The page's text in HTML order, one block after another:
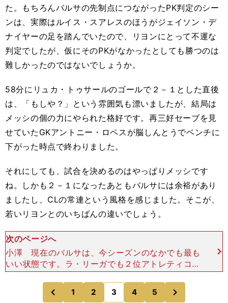
た。もちろんバルサの先制点につながったPK判定のシー
ンは、実際はルイス・スアレスのほうがジェイソン・デ
ナイヤーの足を踏んでいたので、リヨンにとって不運な
判定でしたが、仮にそのPKがなかったとしても勝つのは
難しかったのではないでしょうか。
58分にリュカ・トゥサールのゴールで２－１とした直後
は、「もしや？」という雰囲気も漂いましたが、結局は
メッシの個の力にやられた格好です。再三好セーブを見
せていたGKアントニー・ロペスが脳しんとうでベンチに
下がった時点で終わりました。
それにしても、試合を決めるのはやっぱりメッシです
ね。しかも２－１になったあともバルサには余裕があり
ましたし、CLの常連という風格を感じました。そこが、
若いリヨンとのいちばんの違いでしょう。
次のページへ
小澤 現在のバルサは、今シーズンのなかでも最も
いい状態です。ラ・リーガでも２位アトレティコと
の勝ち点差が大きく広がっていて、国内リーグのタ
イトルはほぼ手中に収めたと言っていいでしょう。
CL準々決勝第１
前
のページへ
1 2 3 4 5
のページへ